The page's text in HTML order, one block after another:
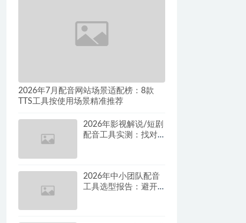
2026年7月配音网站场景适配榜：8款
TTS工具按使用场景精准推荐
2026年影视解说/短剧
配音工具实测：找对
2026年中小团队配音
工具选型报告：避开